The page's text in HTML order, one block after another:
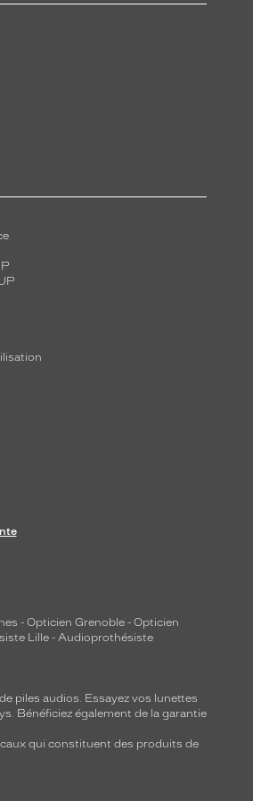
- Opticien Grenoble - Opticien
Lille - Audioprothésiste
piles audios. Essayez vos lunettes
Bénéficiez également de la garantie
qui constituent des produits de